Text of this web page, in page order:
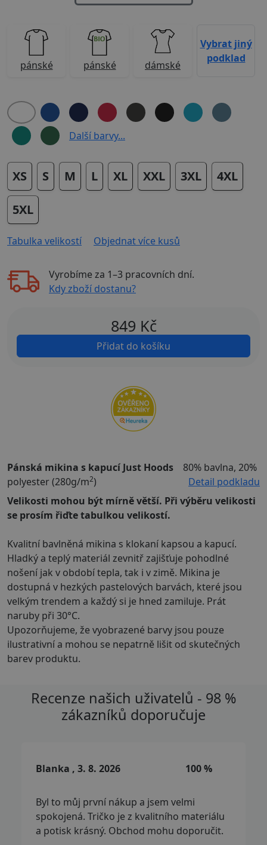
pánské pánské dámské
Vybrat jiný
podklad
Další barvy...
XS S M L XL XXL 3XL 4XL
5XL
Tabulka velikostí Objednat více kusů
Vyrobíme za 1–3 pracovních dní.
Kdy zboží dostanu?
849 Kč
Přidat do košíku
Pánská mikina s kapucí Just Hoods
80% bavlna, 20%
polyester (280g/m2)
Detail podkladu
Velikosti mohou být mírně větší. Při výběru velikosti
se prosím řiďte tabulkou velikostí.
Kvalitní bavlněná mikina s klokaní kapsou a kapucí.
Hladký a teplý materiál zevnitř zajišťuje pohodlné
nošení jak v období tepla, tak i v zimě. Mikina je
dostupná v hezkých pastelových barvách, které jsou
velkým trendem a každý si je hned zamiluje. Prát
naruby při 30°C.
Upozorňujeme, že vyobrazené barvy jsou pouze
ilustrativní a mohou se nepatrně lišit od skutečných
barev produktu.
Recenze našich uživatelů - 98 %
zákazníků doporučuje
Blanka , 3. 8. 2026 100 %
Byl to můj první nákup a jsem velmi
spokojená. Tričko je z kvalitního materiálu
a potisk krásný. Obchod mohu doporučit.